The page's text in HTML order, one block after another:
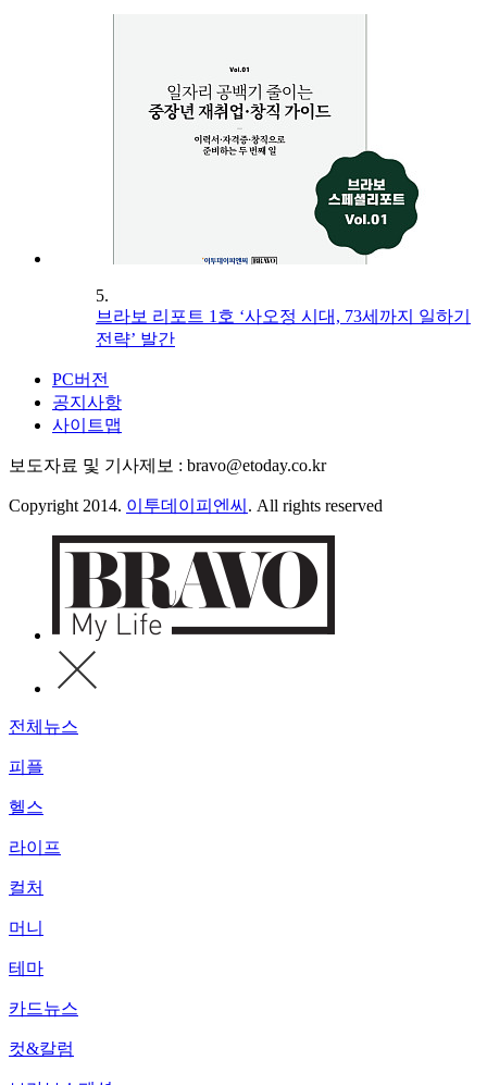
5.
브라보 리포트 1호 ‘사오정 시대, 73세까지 일하기
전략’ 발간
PC버전
공지사항
사이트맵
보도자료 및 기사제보 : bravo@etoday.co.kr
Copyright 2014. 이투데이피엔씨 . All rights reserved
전체뉴스
피플
헬스
라이프
컬처
머니
테마
카드뉴스
컷&칼럼